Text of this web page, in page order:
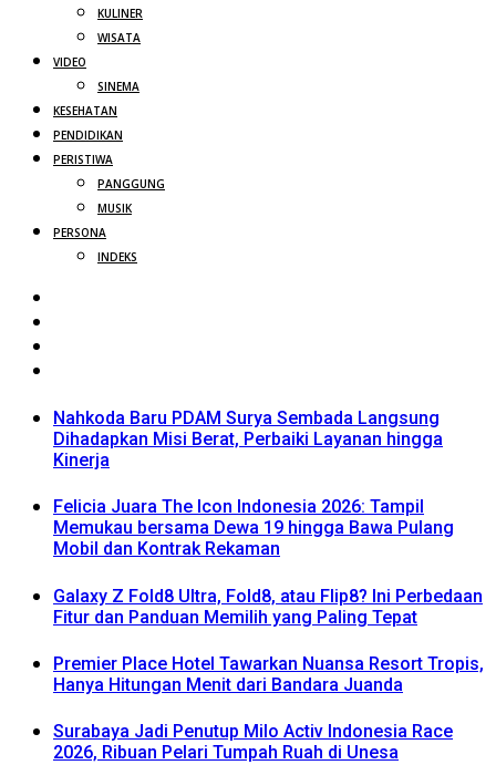
KULINER
WISATA
VIDEO
SINEMA
KESEHATAN
PENDIDIKAN
PERISTIWA
PANGGUNG
MUSIK
PERSONA
INDEKS
Nahkoda Baru PDAM Surya Sembada Langsung
Dihadapkan Misi Berat, Perbaiki Layanan hingga
Kinerja
Felicia Juara The Icon Indonesia 2026: Tampil
Memukau bersama Dewa 19 hingga Bawa Pulang
Mobil dan Kontrak Rekaman
Galaxy Z Fold8 Ultra, Fold8, atau Flip8? Ini Perbedaan
Fitur dan Panduan Memilih yang Paling Tepat
Premier Place Hotel Tawarkan Nuansa Resort Tropis,
Hanya Hitungan Menit dari Bandara Juanda
Surabaya Jadi Penutup Milo Activ Indonesia Race
2026, Ribuan Pelari Tumpah Ruah di Unesa